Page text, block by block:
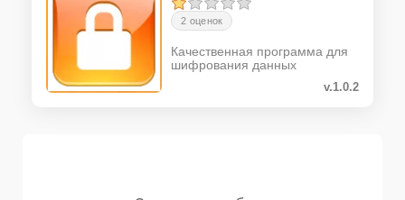
2 оценок
Качественная программа для
шифрования данных
v.1.0.2